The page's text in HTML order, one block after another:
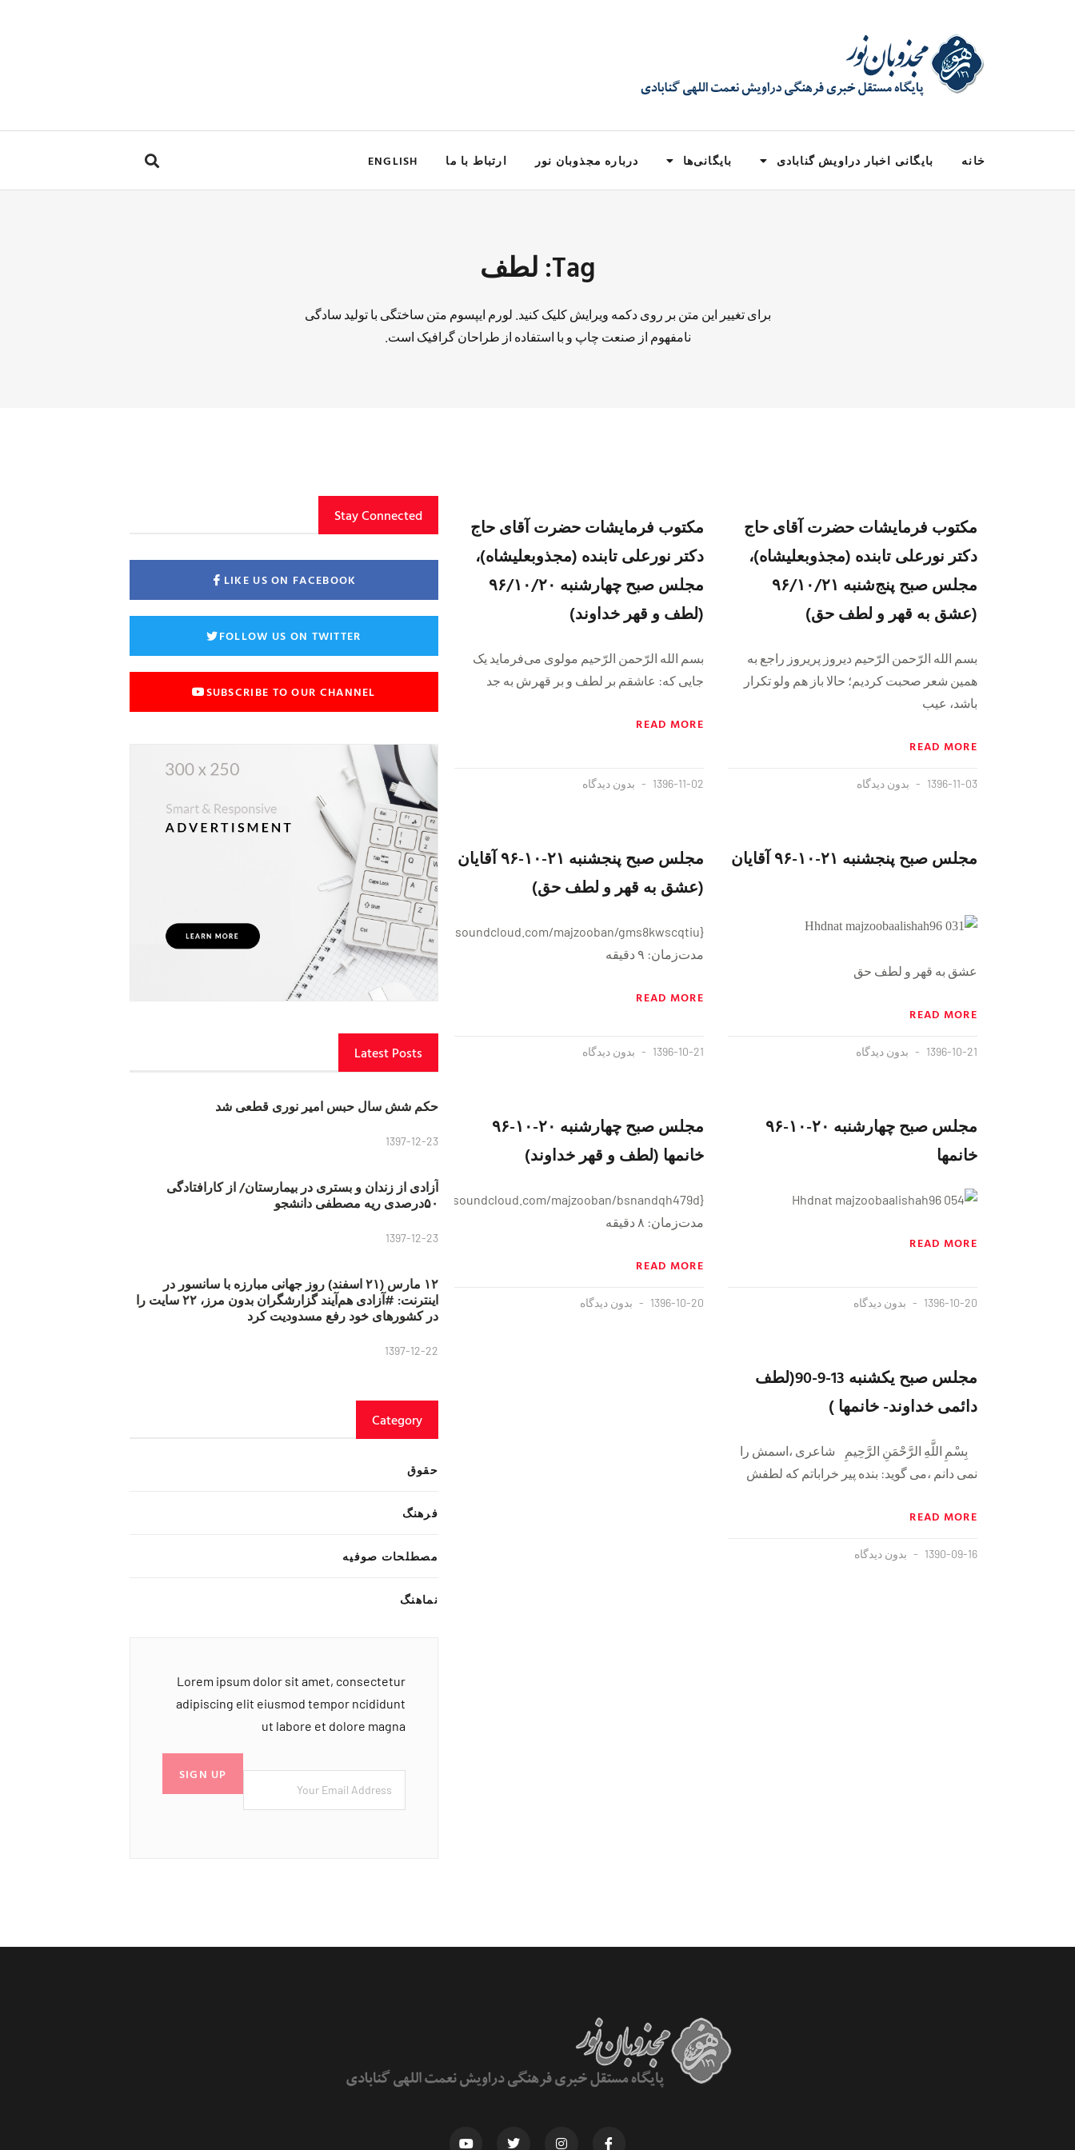
خانه بایگانی اخبار دراویش گنابادی بایگانی‌ها درباره مجذوبان نور ارتباط با ما ENGLISH
Tag: لطف
برای تغییر این متن بر روی دکمه ویرایش کلیک کنید. لورم ایپسوم متن ساختگی با تولید سادگی
نامفهوم از صنعت چاپ و با استفاده از طراحان گرافیک است.
مکتوب فرمایشات حضرت آقای حاج
دکتر نورعلی تابنده (مجذوبعلیشاه)،
مجلس صبح پنج‌شنبه ۹۶/۱۰/۲۱
(عشق به قهر و لطف حق)
بسم الله الرّحمن الرّحیم دیروز پریروز راجع به
همین شعر صحبت کردیم؛ حالا باز هم ولو تکرار
باشد، عیب
READ MORE
1396-11-03 بدون دیدگاه
مکتوب فرمایشات حضرت آقای حاج
دکتر نورعلی تابنده (مجذوبعلیشاه)،
مجلس صبح چهارشنبه ۹۶/۱۰/۲۰
(لطف و قهر خداوند)
بسم الله الرّحمن الرّحیم مولوی می‌فرماید یک
جایی که: عاشقم بر لطف و بر قهرش به جد
READ MORE
1396-11-02 بدون دیدگاه
مجلس صبح پنجشنبه ۲۱-۱۰-۹۶ آقایان
عشق به قهر و لطف حق
READ MORE
1396-10-21 بدون دیدگاه
مجلس صبح پنجشنبه ۲۱-۱۰-۹۶ آقایان
(عشق به قهر و لطف حق)
{https://soundcloud.com/majzooban/gms8kwscqtiu}
مدت‌زمان: ۹ دقیقه
READ MORE
1396-10-21 بدون دیدگاه
مجلس صبح چهارشنبه ۲۰-۱۰-۹۶
خانمها
READ MORE
1396-10-20 بدون دیدگاه
مجلس صبح چهارشنبه ۲۰-۱۰-۹۶
خانمها (لطف و قهر خداوند)
{https://soundcloud.com/majzooban/bsnandqh479d}
مدت‌زمان: ۸ دقیقه
READ MORE
1396-10-20 بدون دیدگاه
مجلس صبح یکشنبه 13-9-90(لطف
دائمی خداوند- خانمها )
بِسْمِ اللَّهِ الرَّحْمَنِ الرَّحِيمِ شاعری ،اسمش را
نمی دانم ،می گوید: بنده پیر خراباتم که لطفش
READ MORE
1390-09-16 بدون دیدگاه
Stay Connected
LIKE US ON FACEBOOK
FOLLOW US ON TWITTER
SUBSCRIBE TO OUR CHANNEL
Latest Posts
حکم شش سال حبس امیر نوری قطعی شد
1397-12-23
آزادی از زندان و بستری در بیمارستان/ از کارافتادگی
۵۰درصدی ریه مصطفی دانشجو
1397-12-23
۱۲ مارس (۲۱ اسفند) روز جهانی مبارزه با سانسور در
اینترنت: #آزادی هم‌آیند گزارشگران‌ بدون مرز، ۲۲ سایت را
در کشورهای خود رفع مسدودیت کرد
1397-12-22
Category
حقوق
فرهنگ
مصطلحات صوفیه
نماهنگ
Lorem ipsum dolor sit amet, consectetur
adipiscing elit eiusmod tempor ncididunt
ut labore et dolore magna
SIGN UP